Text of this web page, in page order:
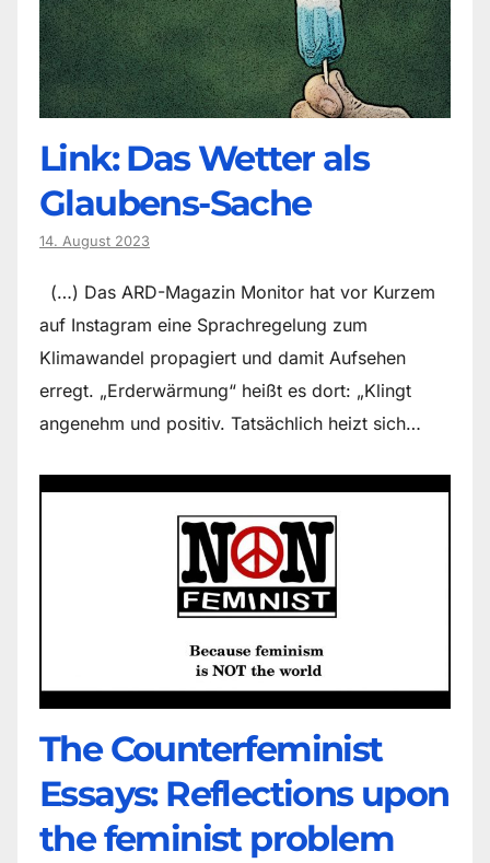
Link: Das Wetter als
Glaubens-Sache
14. August 2023
(…) Das ARD-Magazin Monitor hat vor Kurzem
auf Instagram eine Sprachregelung zum
Klimawandel propagiert und damit Aufsehen
erregt. „Erderwärmung“ heißt es dort: „Klingt
angenehm und positiv. Tatsächlich heizt sich…
The Counter­feminist
Essays: Reflections upon
the feminist problem